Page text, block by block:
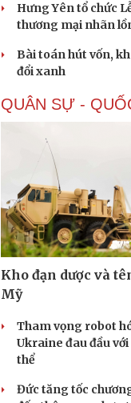
Hưng Yên tổ chức
thương mại nhãn
Bài toán hút vốn,
đổi xanh
QUÂN SỰ -
Kho đạn dược và
Mỹ
Tham vọng robot
Ukraine đau đầu
thể
Đức tăng tốc